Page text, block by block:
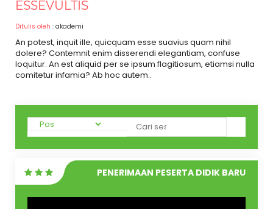
ESSEVULTIS
Ditulis oleh : akademi
An potest, inquit ille, quicquam esse suavius quam nihil
dolere? Contemnit enim disserendi elegantiam, confuse
loquitur. An est aliquid per se ipsum flagitiosum, etiamsi nulla
comitetur infamia? Ab hoc autem..
PENERIMAAN PESERTA DIDIK BARU